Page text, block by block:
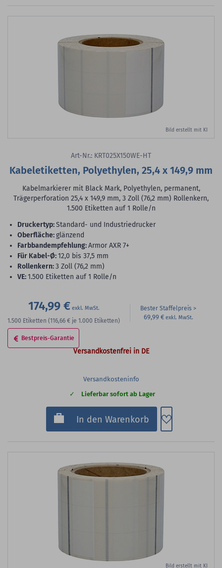
Bild erstellt mit KI
Art-Nr.: KRT025X150WE-HT
Kabeletiketten, Polyethylen, 25,4 x 149,9 mm
Kabelmarkierer mit Black Mark, Polyethylen, permanent,
Trägerperforation 25,4 x 149,9 mm, 3 Zoll (76,2 mm) Rollenkern,
1.500 Etiketten auf 1 Rolle/n
Druckertyp:Standard- und Industriedrucker
Oberfläche:glänzend
Farbbandempfehlung:Armor AXR 7+
für Kabel-Ø:12,0 bis 37,5 mm
Rollenkern:3 Zoll (76,2 mm)
VE:1.500 Etiketten auf 1 Rolle/n
174,99 €
1.500 Etiketten (116,66 € je 1.000 Etiketten)
Bester Staffelpreis
69,99 €
Bestpreis-Garantie
Versandkostenfrei in DE
Versandkosteninfo
Lieferbar sofort ab Lager
In den Warenkorb Zum
Bild erstellt mit KI